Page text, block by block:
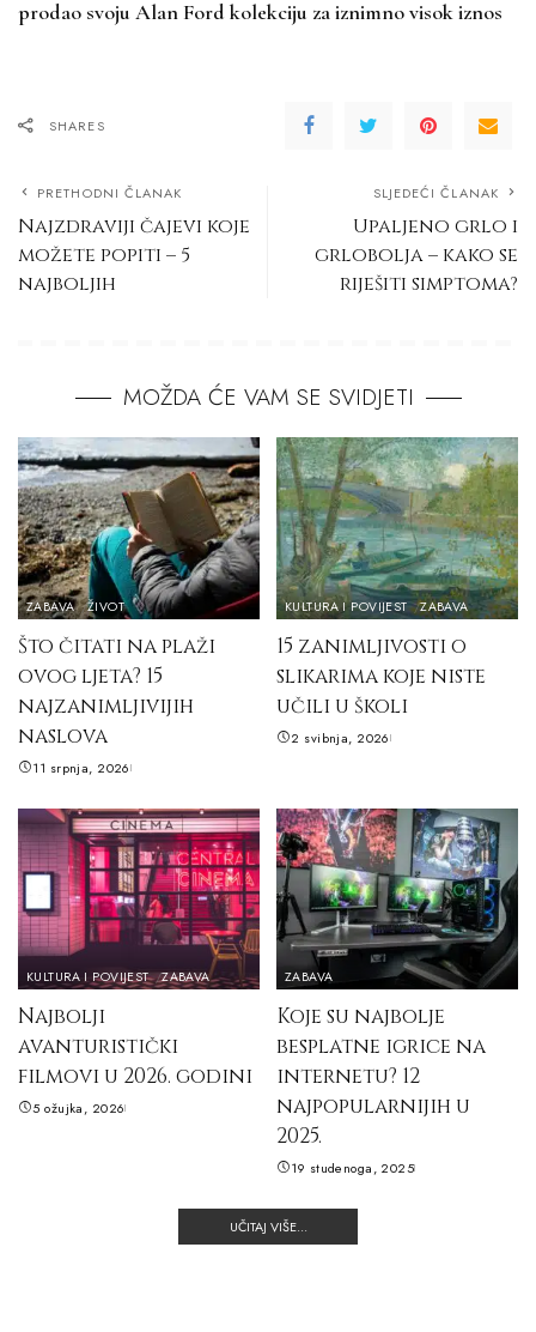
prodao svoju Alan Ford kolekciju za iznimno visok iznos
SHARES
PRETHODNI ČLANAK
Najzdraviji čajevi koje
možete popiti – 5
najboljih
SLJEDEĆI ČLANAK
Upaljeno grlo i
grlobolja – kako se
riješiti simptoma?
MOŽDA ĆE VAM SE SVIDJETI
ZABAVA ŽIVOT
Što čitati na plaži
ovog ljeta? 15
najzanimljivijih
naslova
11 srpnja, 2026
KULTURA I POVIJEST ZABAVA
15 zanimljivosti o
slikarima koje niste
učili u školi
2 svibnja, 2026
KULTURA I POVIJEST ZABAVA
Najbolji
avanturistički
filmovi u 2026. godini
5 ožujka, 2026
ZABAVA
Koje su najbolje
besplatne igrice na
internetu? 12
najpopularnijih u
2025.
19 studenoga, 2025
UČITAJ VIŠE...